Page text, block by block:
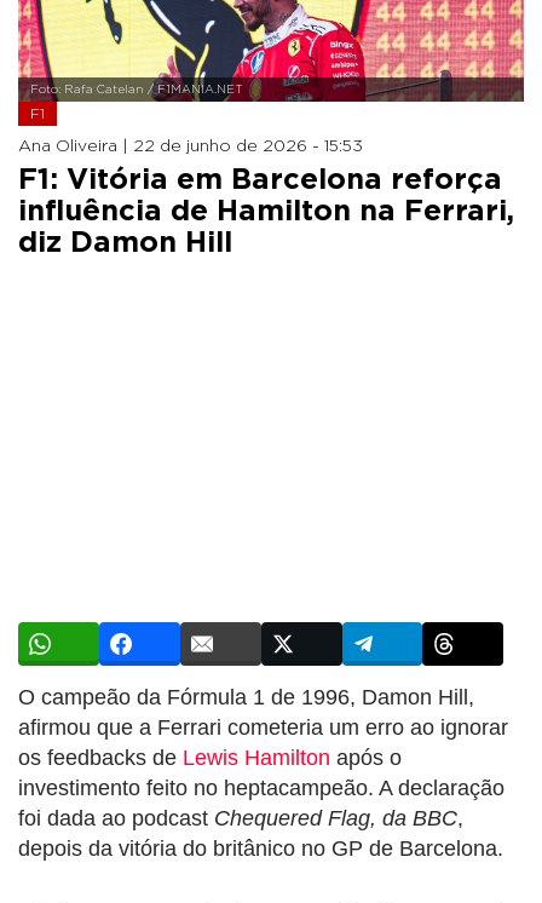
Foto: Rafa Catelan / F1MANIA.NET
F1
Ana Oliveira | 22 de junho de 2026 - 15:53
F1: Vitória em Barcelona reforça
influência de Hamilton na Ferrari,
diz Damon Hill
O campeão da Fórmula 1 de 1996, Damon Hill,
afirmou que a Ferrari cometeria um erro ao ignorar
os feedbacks de Lewis Hamilton após o
investimento feito no heptacampeão. A declaração
foi dada ao podcast Chequered Flag, da BBC,
depois da vitória do britânico no GP de Barcelona.